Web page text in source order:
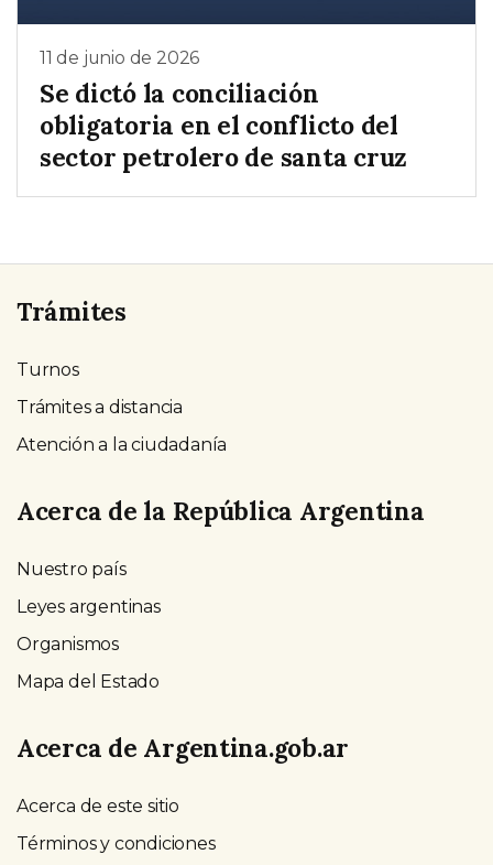
11 de junio de 2026
Se dictó la conciliación
obligatoria en el conflicto del
sector petrolero de santa cruz
Trámites
Turnos
Trámites a distancia
Atención a la ciudadanía
Acerca de la República Argentina
Nuestro país
Leyes argentinas
Organismos
Mapa del Estado
Acerca de Argentina.gob.ar
Acerca de este sitio
Términos y condiciones